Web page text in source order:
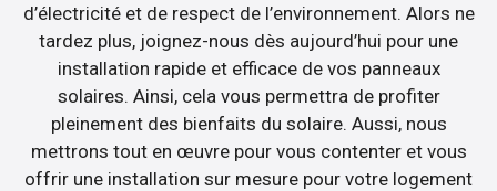
d’électricité et de respect de l’environnement. Alors ne
tardez plus, joignez-nous dès aujourd’hui pour une
installation rapide et efficace de vos panneaux
solaires. Ainsi, cela vous permettra de profiter
pleinement des bienfaits du solaire. Aussi, nous
mettrons tout en œuvre pour vous contenter et vous
offrir une installation sur mesure pour votre logement